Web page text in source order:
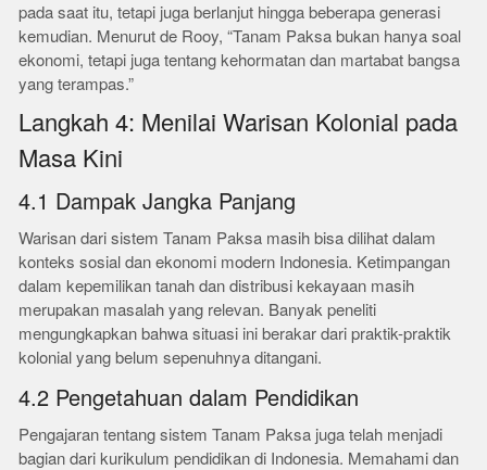
pada saat itu, tetapi juga berlanjut hingga beberapa generasi
kemudian. Menurut de Rooy, “Tanam Paksa bukan hanya soal
ekonomi, tetapi juga tentang kehormatan dan martabat bangsa
yang terampas.”
Langkah 4: Menilai Warisan Kolonial pada
Masa Kini
4.1 Dampak Jangka Panjang
Warisan dari sistem Tanam Paksa masih bisa dilihat dalam
konteks sosial dan ekonomi modern Indonesia. Ketimpangan
dalam kepemilikan tanah dan distribusi kekayaan masih
merupakan masalah yang relevan. Banyak peneliti
mengungkapkan bahwa situasi ini berakar dari praktik-praktik
kolonial yang belum sepenuhnya ditangani.
4.2 Pengetahuan dalam Pendidikan
Pengajaran tentang sistem Tanam Paksa juga telah menjadi
bagian dari kurikulum pendidikan di Indonesia. Memahami dan